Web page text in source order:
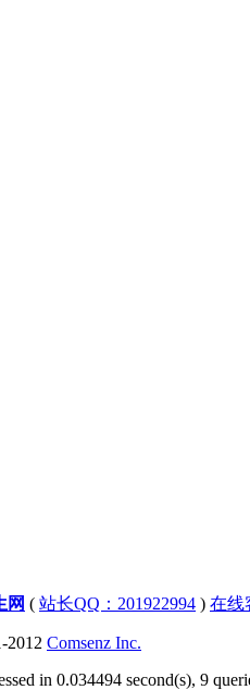
网 ( 站长QQ：201922994 ) 在线
2012 Comsenz Inc.
in 0.034494 second(s), 9